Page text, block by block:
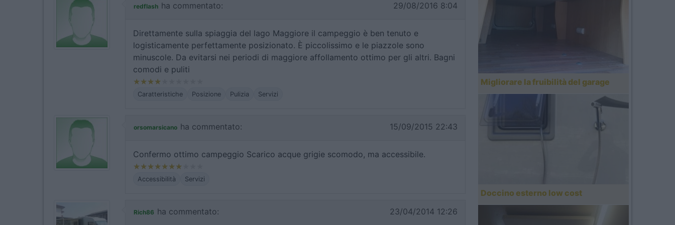
redflash ha commentato: 29/08/2016 8:04
Direttamente sulla spiaggia del lago Maggiore il campeggio è ben tenuto e
logisticamente perfettamente posizionato. È piccolissimo e le piazzole sono
minuscole. Da evitarsi nei periodi di maggiore affollamento ottimo per gli altri. Bagni
comodi e puliti
Caratteristiche Posizione Pulizia Servizi
orsomarsicano ha commentato: 15/09/2015 22:43
Confermo ottimo campeggio Scarico acque grigie scomodo, ma accessibile.
Accessibilità Servizi
Rich86 ha commentato: 23/04/2014 12:26
Migliorare la fruibilità del garage
Doccino esterno low cost